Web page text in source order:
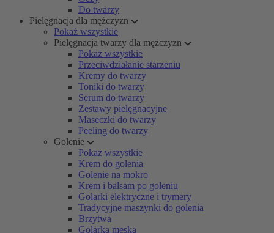
Do twarzy
Pielęgnacja dla mężczyzn
Pokaż wszystkie
Pielęgnacja twarzy dla mężczyzn
Pokaż wszystkie
Przeciwdziałanie starzeniu
Kremy do twarzy
Toniki do twarzy
Serum do twarzy
Zestawy pielęgnacyjne
Maseczki do twarzy
Peeling do twarzy
Golenie
Pokaż wszystkie
Krem do golenia
Golenie na mokro
Krem i balsam po goleniu
Golarki elektryczne i trymery
Tradycyjne maszynki do golenia
Brzytwa
Golarka męska